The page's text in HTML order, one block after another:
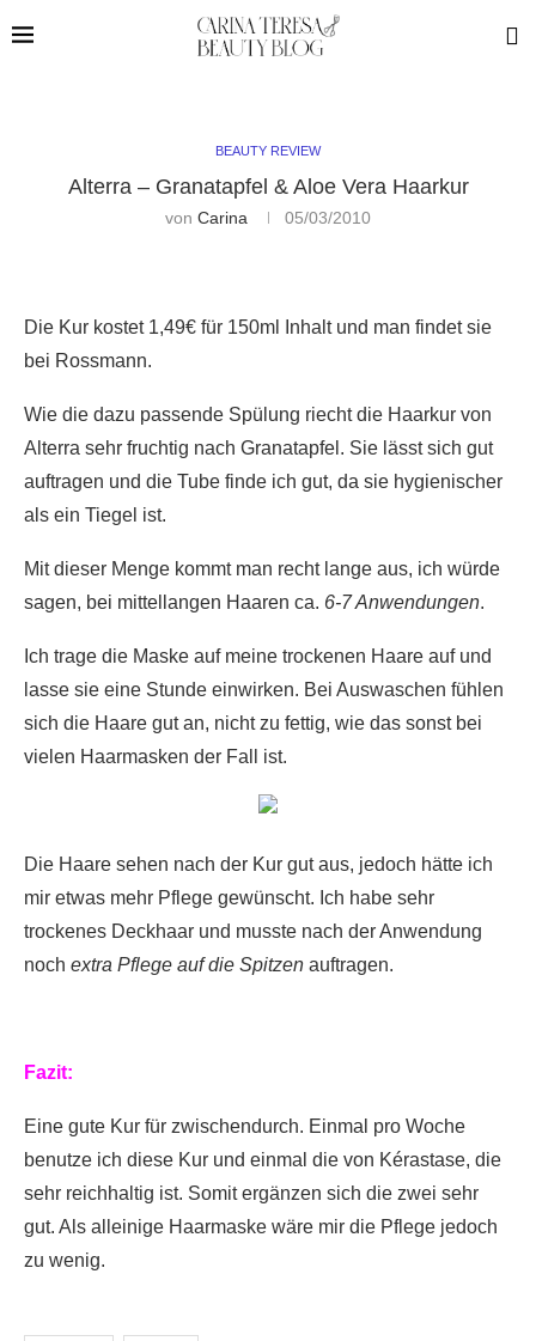
BEAUTY REVIEW
Alterra – Granatapfel & Aloe Vera Haarkur
von Carina 05/03/2010
Die Kur kostet 1,49€ für 150ml Inhalt und man findet sie
bei Rossmann.
Wie die dazu passende Spülung riecht die Haarkur von
Alterra sehr fruchtig nach Granatapfel. Sie lässt sich gut
auftragen und die Tube finde ich gut, da sie hygienischer
als ein Tiegel ist.
Mit dieser Menge kommt man recht lange aus, ich würde
sagen, bei mittellangen Haaren ca. 6-7 Anwendungen.
Ich trage die Maske auf meine trockenen Haare auf und
lasse sie eine Stunde einwirken. Bei Auswaschen fühlen
sich die Haare gut an, nicht zu fettig, wie das sonst bei
vielen Haarmasken der Fall ist.
Die Haare sehen nach der Kur gut aus, jedoch hätte ich
mir etwas mehr Pflege gewünscht. Ich habe sehr
trockenes Deckhaar und musste nach der Anwendung
noch extra Pflege auf die Spitzen auftragen.
Fazit:
Eine gute Kur für zwischendurch. Einmal pro Woche
benutze ich diese Kur und einmal die von Kérastase, die
sehr reichhaltig ist. Somit ergänzen sich die zwei sehr
gut. Als alleinige Haarmaske wäre mir die Pflege jedoch
zu wenig.